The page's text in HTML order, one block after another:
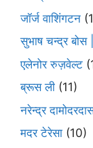
जॉर्ज वाशिंगटन
सुभाष चन्द्र
एलेनोर रुज़वेल्ट
ब्रूस ली (11)
नरेन्द्र
मदर टेरेसा (10)